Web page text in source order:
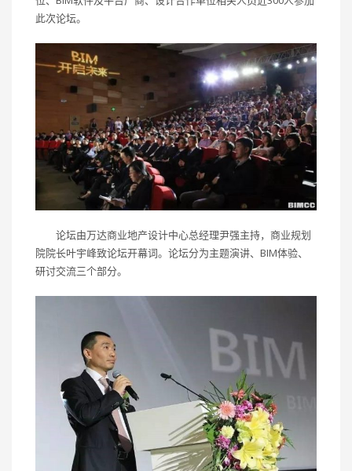
此次论坛。
论坛由万达商业地产设计中心总经理尹强主持，商业规划
院院长叶宇峰致论坛开幕词。论坛分为主题演讲、BIM体验、
研讨交流三个部分。